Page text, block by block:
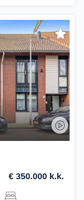
€ 350.000 k.k.